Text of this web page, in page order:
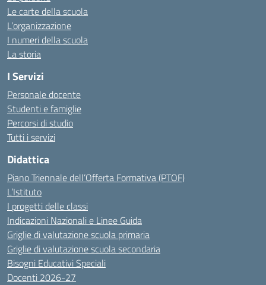
Le carte della scuola
L’organizzazione
I numeri della scuola
La storia
I Servizi
Personale docente
Studenti e famiglie
Percorsi di studio
Tutti i servizi
Didattica
Piano Triennale dell’Offerta Formativa (PTOF)
L’Istituto
I progetti delle classi
Indicazioni Nazionali e Linee Guida
Griglie di valutazione scuola primaria
Griglie di valutazione scuola secondaria
Bisogni Educativi Speciali
Docenti 2026-27